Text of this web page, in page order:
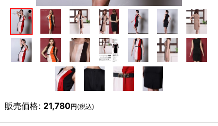
販売価格: 21,780円(税込)